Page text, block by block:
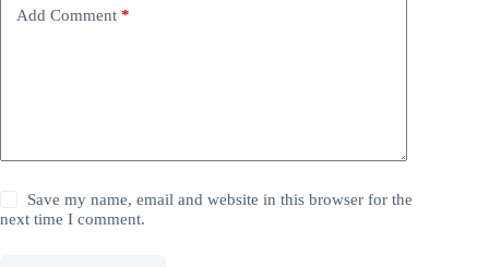
Add Comment *
Save my name, email and website in this browser for the
next time I comment.